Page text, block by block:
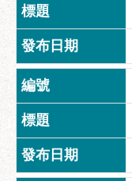
影
音
專
區
性
別
主
流
化